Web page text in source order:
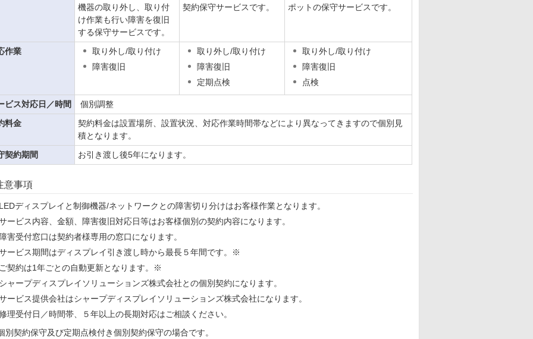
機器の取り外し、取り付
け作業も行い障害を復旧
する保守サービスです。
契約保守サービスです。
ポットの保守サービスです。
作業
取り外し/取り付け
障害復旧
取り外し/取り付け
障害復旧
定期点検
取り外し/取り付け
障害復旧
点検
ビス対応日／時間
個別調整
料金
契約料金は設置場所、設置状況、対応作業時間帯などにより異なってきますので個別見
積となります。
契約期間
お引き渡し後5年になります。
意事項
LEDディスプレイと制御機器/ネットワークとの障害切り分けはお客様作業となります。
ービス内容、金額、障害復旧対応日等はお客様個別の契約内容になります。
障害受付窓口は契約者様専用の窓口になります。
ービス期間はディスプレイ引き渡し時から最長５年間です。※
ご契約は1年ごとの自動更新となります。※
シャープディスプレイソリューションズ株式会社との個別契約になります。
ービス提供会社はシャープディスプレイソリューションズ株式会社になります。
理受付日／時間帯、５年以上の長期対応はご相談ください。
別契約保守及び定期点検付き個別契約保守の場合です。